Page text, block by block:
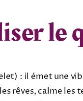
le
: il émet une
rêves, calme